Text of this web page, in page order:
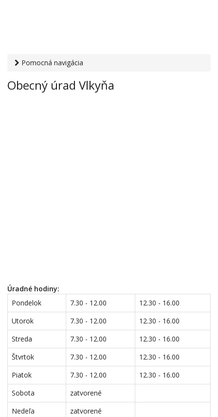
Pomocná navigácia
Obecný úrad Vlkyňa
Obecný úrad Vlkyňa
Úradné hodiny:
Pondelok
7.30 - 12.00
12.30 - 16.00
Utorok
7.30 - 12.00
12.30 - 16.00
Streda
7.30 - 12.00
12.30 - 16.00
Štvrtok
7.30 - 12.00
12.30 - 16.00
Piatok
7.30 - 12.00
12.30 - 16.00
Sobota
zatvorené
Nedeľa
zatvorené